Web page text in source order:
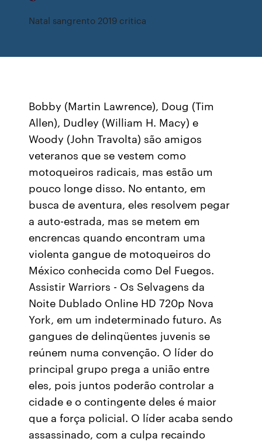
Natal sangrento 2019 critica
Bobby (Martin Lawrence), Doug (Tim
Allen), Dudley (William H. Macy) e
Woody (John Travolta) são amigos
veteranos que se vestem como
motoqueiros radicais, mas estão um
pouco longe disso. No entanto, em
busca de aventura, eles resolvem pegar
a auto-estrada, mas se metem em
encrencas quando encontram uma
violenta gangue de motoqueiros do
México conhecida como Del Fuegos.
Assistir Warriors - Os Selvagens da
Noite Dublado Online HD 720p Nova
York, em um indeterminado futuro. As
gangues de delinqüentes juvenis se
reúnem numa convenção. O líder do
principal grupo prega a união entre
eles, pois juntos poderão controlar a
cidade e o contingente deles é maior
que a força policial. O líder acaba sendo
assassinado, com a culpa recaindo